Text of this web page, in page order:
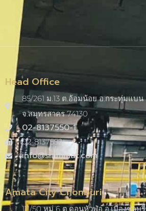
Head Office
85/261 ม.13 ต.อ้อมน้อย อ.กระทุ่มแบน
จ.สมุทรสาคร 74130
02-8137550-1
02-8137552
info@siammat.com
Amata City Chonburi
111/50 หมู่ 6 ต.ดอนหัวฬ่อ อ.เมืองชลบุรี